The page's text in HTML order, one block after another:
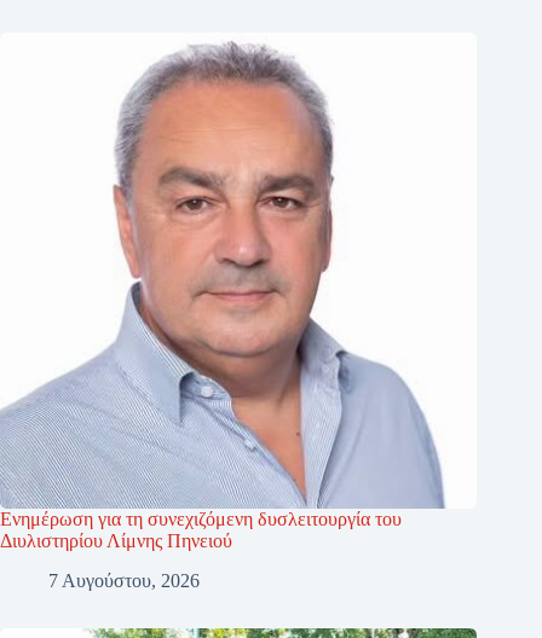
Ενημέρωση για τη συνεχιζόμενη δυσλειτουργία του
Διυλιστηρίου Λίμνης Πηνειού
7 Αυγούστου, 2026